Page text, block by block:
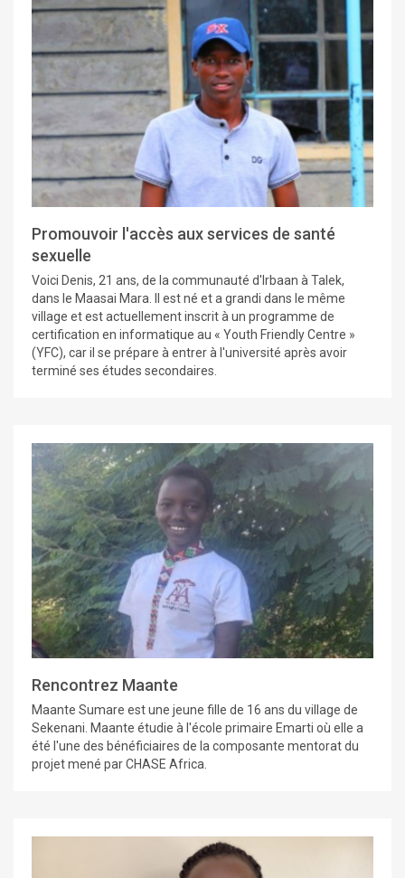
Promouvoir l'accès aux services de santé
sexuelle
Voici Denis, 21 ans, de la communauté d'Irbaan à Talek,
dans le Maasai Mara. Il est né et a grandi dans le même
village et est actuellement inscrit à un programme de
certification en informatique au « Youth Friendly Centre »
(YFC), car il se prépare à entrer à l'université après avoir
terminé ses études secondaires.
Rencontrez Maante
Maante Sumare est une jeune fille de 16 ans du village de
Sekenani. Maante étudie à l'école primaire Emarti où elle a
été l'une des bénéficiaires de la composante mentorat du
projet mené par CHASE Africa.